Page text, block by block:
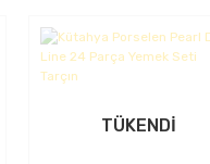
TÜKENDİ